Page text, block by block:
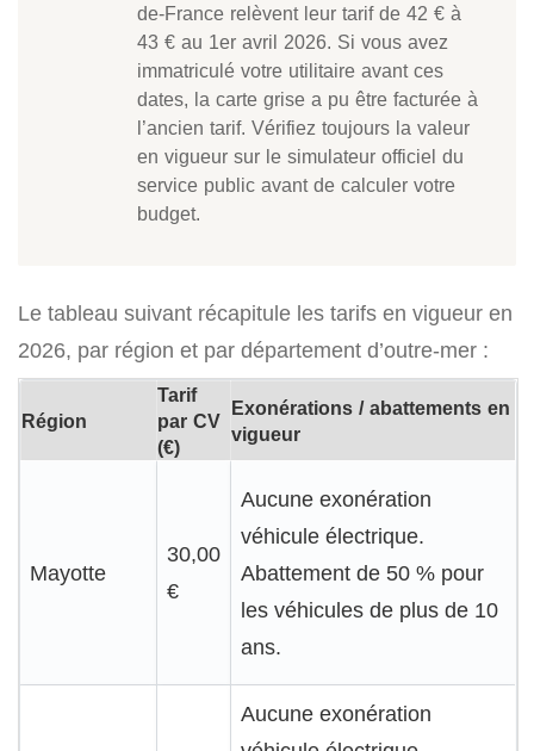
de-France relèvent leur tarif de 42 € à
43 € au 1er avril 2026. Si vous avez
immatriculé votre utilitaire avant ces
dates, la carte grise a pu être facturée à
l’ancien tarif. Vérifiez toujours la valeur
en vigueur sur le simulateur officiel du
service public avant de calculer votre
budget.
Le tableau suivant récapitule les tarifs en vigueur en
2026, par région et par département d’outre-mer :
Région
Tarif
par CV
(€)
Exonérations / abattements en
vigueur
Mayotte
30,00
€
Aucune exonération
véhicule électrique.
Abattement de 50 % pour
les véhicules de plus de 10
ans.
Aucune exonération